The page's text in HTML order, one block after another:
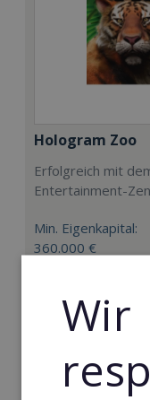
Hologram Zoo
Erfolgreich mit
Entertainment-
Min. Eigenkapital:
360.000 €
Wir